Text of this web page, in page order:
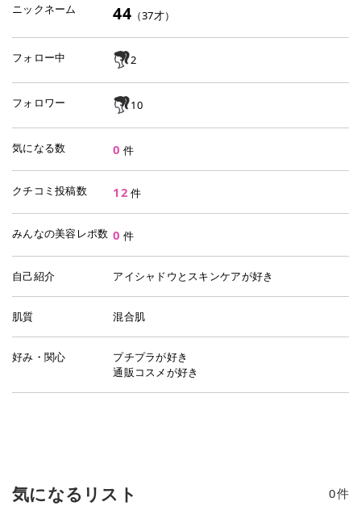
ニックネーム 44（37才）
フォロー中 2
フォロワー 10
気になる数 0 件
クチコミ投稿数 12 件
みんなの美容レポ数 0 件
自己紹介 アイシャドウとスキンケアが好き
肌質 混合肌
好み・関心
プチプラが好き
通販コスメが好き
気になるリスト 0件